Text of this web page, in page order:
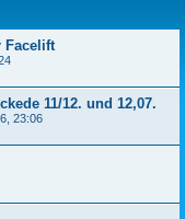
Facelift
11/12. und 12,07.
23:06